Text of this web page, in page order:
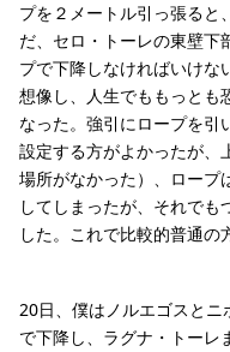
プを２メートル引っ張ると
だ、セロ・トーレの東壁下
プで下降しなければいけな
想像し、人生でももっとも
なった。強引にロープを引
設定する方がよかったが、
場所がなかった）、ロープ
してしまったが、それでも
した。これで比較的普通の
20日、僕はノルエゴスとニ
で下降し、ラグナ・トーレ